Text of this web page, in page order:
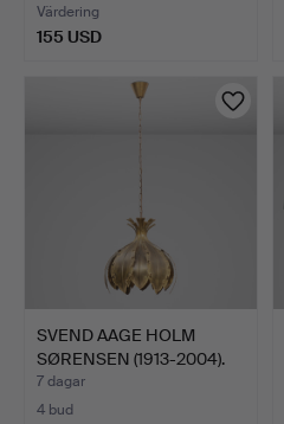
Värdering
155 USD
SVEND AAGE HOLM
SØRENSEN (1913-2004).
"Løg…
7 dagar
4 bud